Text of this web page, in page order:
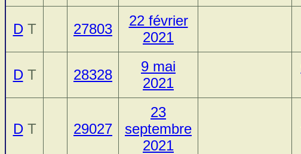
DT 27803
22 février
2021
DT 28328
9 mai
2021
DT 29027
23
septembre
2021